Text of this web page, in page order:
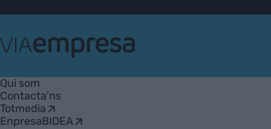
Empresa
Qui som
Contacta'ns
Totmedia
EnpresaBIDEA